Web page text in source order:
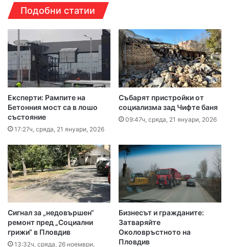
Подобни статии
Експерти: Рампите на
Бетонния мост са в лошо
състояние
17:27ч, сряда, 21 януари, 2026
Събарят пристройки от
социализма зад Чифте баня
09:47ч, сряда, 21 януари, 2026
Сигнал за „недовършен“
ремонт пред „Социални
грижи“ в Пловдив
13:32ч, сряда, 26 ноември,
Бизнесът и гражданите:
Затваряйте
Околовръстното на
Пловдив